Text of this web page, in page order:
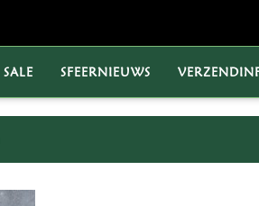
SALE SFEERNIEUWS